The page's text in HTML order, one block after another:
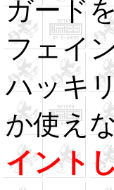
ガード
フェイ
ハッキ
か使え
イント